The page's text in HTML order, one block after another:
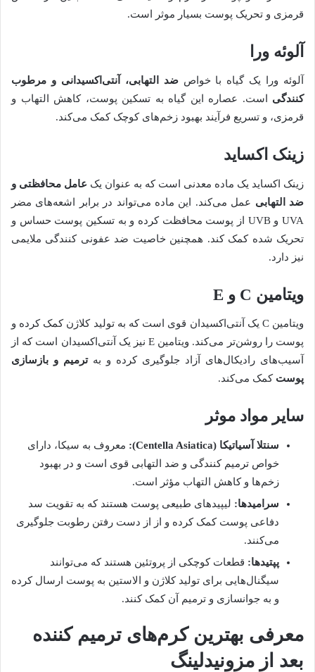
قرمزی و تحریک پوست بسیار موثر است.
آلوئه ورا
آلوئه ورا یک گیاه با خواصضد التهابی، آنتی‌اکسیدانی و مرطوب
کنندگی است. عصاره این گیاه به تسکین پوست، کاهش التهاب و
قرمزی، و تسریع فرآیند بهبود زخم‌های کوچک کمک می‌کند.
زینک اکساید
زینک اکساید یک ماده معدنی است که به عنوان یک عامل محافظتی و
ضد التهابی عمل می‌کند. این ماده می‌تواند در برابر اشعه‌های مضر
UVA و UVB از پوست محافظت کرده و به تسکین پوست حساس و
تحریک شده کمک کند. همچنین خاصیت ضد عفونی کنندگی ملایمی
نیز دارد.
ویتامین C و E
ویتامین C یک آنتی‌اکسیدان قوی است که به تولید کلاژن کمک کرده و
پوست را روشن‌تر می‌کند. ویتامین E نیز یک آنتی‌اکسیدان است که از
آسیب‌های رادیکال‌های آزاد جلوگیری کرده و بهترمیم و بازسازی
پوست کمک می‌کند.
سایر مواد موثر
سنتلا آسیاتیکا (Centella Asiatica):
معروف به سیکا، دارای
خواص ترمیم کنندگی و ضد التهابی قوی است و در بهبود
زخم‌ها و کاهش التهاب مؤثر است.
سرامیدها: لیپیدهای طبیعی پوست هستند که به تقویت سد
دفاعی پوست کمک کرده و از از دست رفتن رطوبت جلوگیری
می‌کنند.
پپتیدها: قطعات کوچکی از پروتئین هستند که می‌توانند
سیگنال‌هایی برای تولید کلاژن و الاستین به پوست ارسال کرده
و به جوانسازی و ترمیم آن کمک کنند.
معرفی بهترین کرم‌های ترمیم کننده
بعد از مزونیدلینگ